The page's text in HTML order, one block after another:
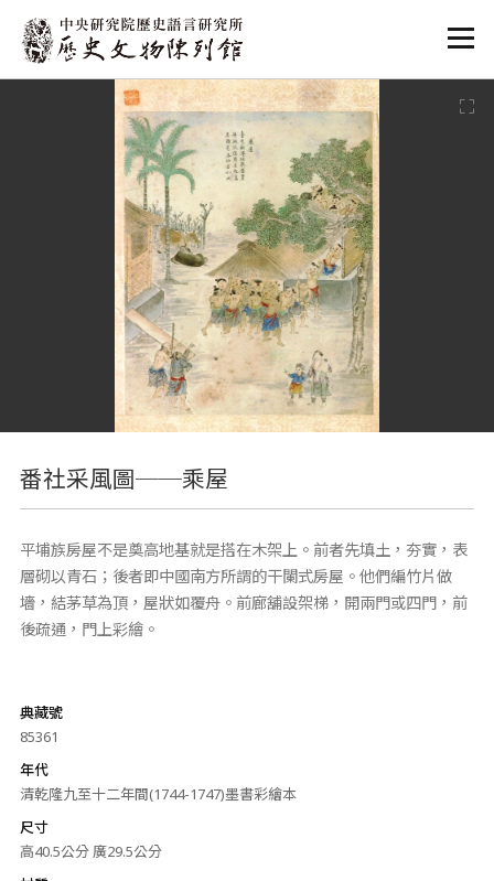
:::
番社采風圖──乘屋
平埔族房屋不是奠高地基就是搭在木架上。前者先填土，夯實，表
層砌以青石；後者即中國南方所謂的干闌式房屋。他們編竹片做
墻，結茅草為頂，屋狀如覆舟。前廊舖設架梯，開兩門或四門，前
後疏通，門上彩繪。
典藏號
85361
年代
清乾隆九至十二年間(1744-1747)墨書彩繪本
尺寸
高40.5公分 廣29.5公分